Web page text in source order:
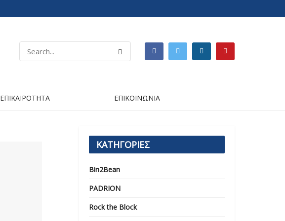
ΕΠΙΚΑΙΡΟΤΗΤΑ ΕΠΙΚΟΙΝΩΝΙΑ
ΚΑΤΗΓΟΡΙΕΣ
Bin2Bean
PADRION
Rock the Block